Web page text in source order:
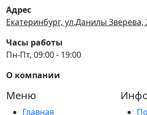
Адрес
Екатеринбург, ул.Данилы Зверева,
Часы работы
Пн-Пт, 09:00 - 19:00
О компании
Меню
Главная